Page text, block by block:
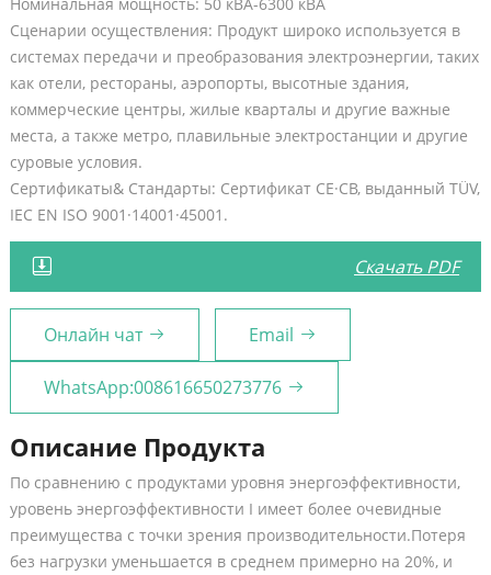
Сценарии осуществления: Продукт широко используется в
системах передачи и преобразования электроэнергии, таких
как отели, рестораны, аэропорты, высотные здания,
коммерческие центры, жилые кварталы и другие важные
места, а также метро, плавильные электростанции и другие
суровые условия.
Сертификаты& Стандарты: Сертификат CE·CB, выданный TÜV,
IEC EN ISO 9001·14001·45001.
Скачать PDF
Онлайн чат Email
WhatsApp:008616650273776
Описание Продукта
По сравнению с продуктами уровня энергоэффективности,
уровень энергоэффективности I имеет более очевидные
преимущества с точки зрения производительности.Потеря
без нагрузки уменьшается в среднем примерно на 20%, и